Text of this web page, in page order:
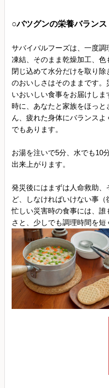
○バツグンの栄養バランス
サバイバルフーズは、一度
凍結、そのまま乾燥加工、
閉じ込めて水分だけを取り
のおいしさはそのままです
いおいしい食事をお届けし
時に、あなたと家族をほっと
ん、疲れた身体にバランス
でもあります。
お湯を注いで5分、水でも10
出来上がります。
発災後にはまずは人命救助
ど、しなければいけない事（
忙しい災害時の食事には、
さと、少しでも調理時間を短